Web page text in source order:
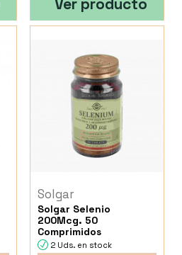
Ver producto
Solgar
Solgar Selenio
200Mcg. 50
Comprimidos
2 Uds. en stock